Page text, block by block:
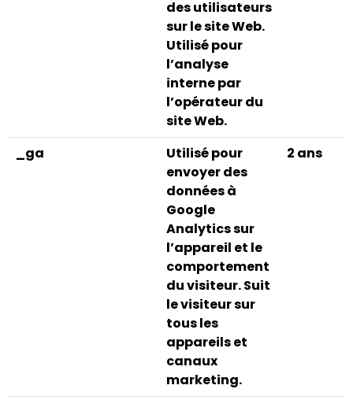
des utilisateurs
sur le site Web.
Utilisé pour
l’analyse
interne par
l’opérateur du
site Web.
_ga
Utilisé pour
envoyer des
données à
Google
Analytics sur
l’appareil et le
comportement
du visiteur. Suit
le visiteur sur
tous les
appareils et
canaux
marketing.
2 ans